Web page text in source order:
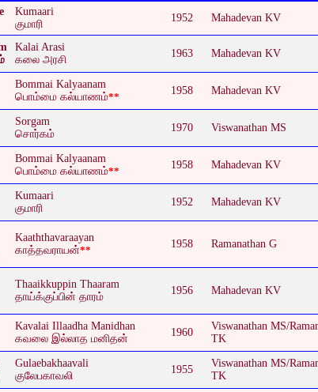
Kumaari
குமாரி
1952 Mahadevan KV
Kalai Arasi
கலை அரசி
1963 Mahadevan KV
Bommai Kalyaanam
பொம்மை கல்யாணம்**
1958 Mahadevan KV
Sorgam
சொர்கம்
1970 Viswanathan MS
Bommai Kalyaanam
பொம்மை கல்யாணம்**
1958 Mahadevan KV
Kumaari
குமாரி
1952 Mahadevan KV
Kaaththavaraayan
காத்தவராயன்**
1958 Ramanathan G
Thaaikkuppin Thaaram
தாய்க்குப்பின் தாரம்
1956 Mahadevan KV
Kavalai Illaadha Manidhan
கவலை இல்லாத மனிதன்
1960
Viswanathan MS/
TK
Gulaebakhaavali
குலேபகாவலி
1955
Viswanathan MS/
TK